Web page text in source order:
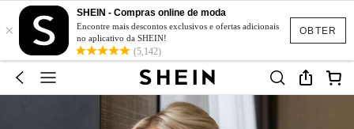
OBTER
×
SHEIN - Compras online de moda
Encontre mais descontos exclusivos e ofertas adicionais
no aplicativo da SHEIN!
(5,142)